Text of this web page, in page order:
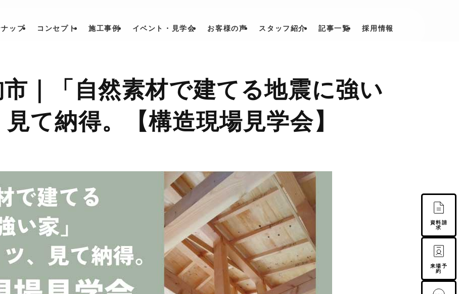
ップ コンセプト 施工事例 イベント・見学会 お客様の声 スタッフ紹介 記事一覧 採用情報
市｜「自然素材で建てる地震に強い
て納得。【構造現場見学会】
資料請
求
来場予
約